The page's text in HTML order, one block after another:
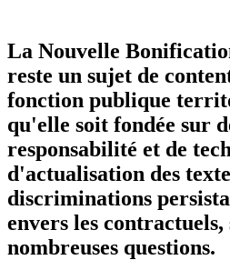
La Nouvelle
reste un sujet de
fonction publique
qu'elle soit fondée sur
responsabilité et de
d'actualisation des
discriminations
envers les contractuels,
nombreuses questions.